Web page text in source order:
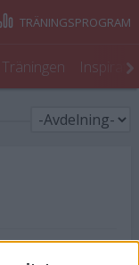
Träningen
TRÄNINGSPROGRAM